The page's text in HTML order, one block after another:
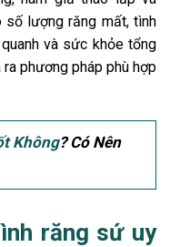
số lượng răng mất, tình
và sức khỏe tổng
phương pháp phù hợp
Không? Có Nên
răng sứ uy